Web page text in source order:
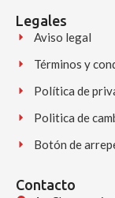
Legales
Aviso legal
Términos y
Política de
Politica de
Botón de
Contacto